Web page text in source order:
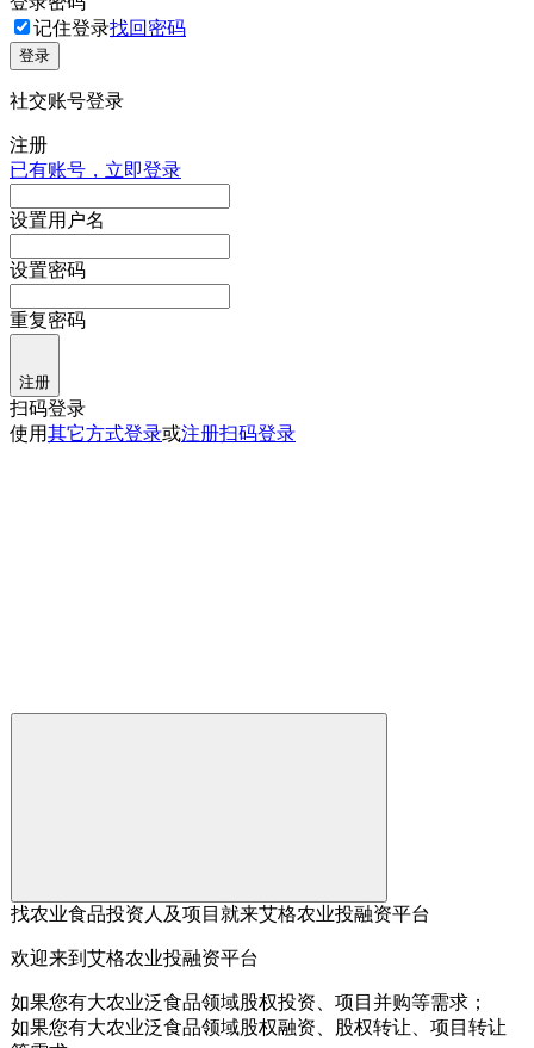
记住登录找回密码
登录
社交账号登录
注册
已有账号，立即登录
设置用户名
设置密码
重复密码
注册
扫码登录
使用其它方式登录或注册扫码登录
找农业食品投资人及项目就来艾格农业投融资平台
欢迎来到艾格农业投融资平台
如果您有大农业泛食品领域股权投资、项目并购等需求；
如果您有大农业泛食品领域股权融资、股权转让、项目转让